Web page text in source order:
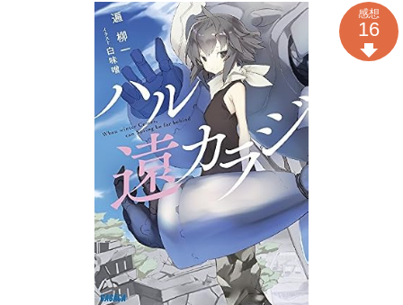
感想
16